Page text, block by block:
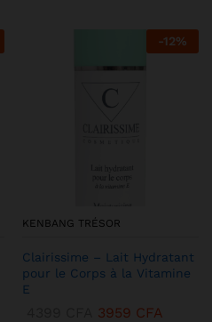
-12%
KENBANG TRÉSOR
Clairissime – Lait Hydratant
pour le Corps à la Vitamine
E
3959 CFA